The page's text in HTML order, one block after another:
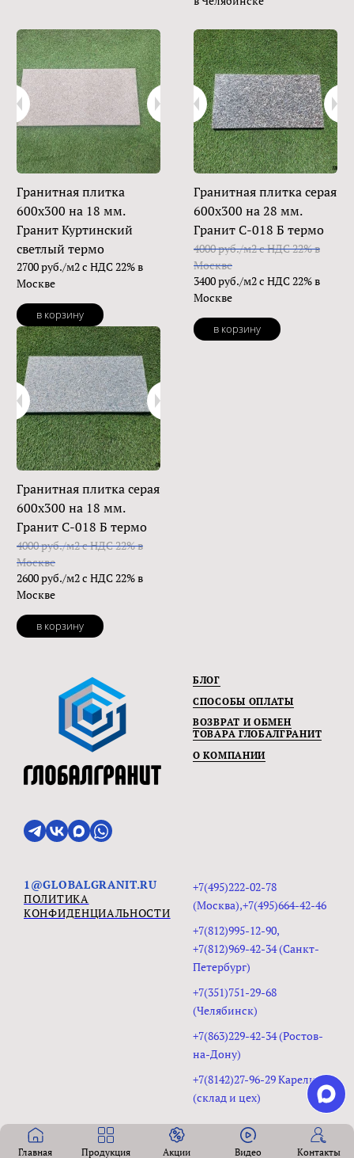
Главная Продукция Акции Видео Контакты
Гранитная плитка
600х300 на 18 мм.
Гранит Куртинский
светлый термо
2700 руб./м2 с НДС 22% в
Москве
в корзину
Гранитная плитка серая
600х300 на 28 мм.
Гранит С-018 Б термо
4000 руб./м2 с НДС 22% в
Москве
3400 руб./м2 с НДС 22% в
Москве
в корзину
Гранитная плитка серая
600х300 на 18 мм.
Гранит С-018 Б термо
4000 руб./м2 с НДС 22% в
Москве
2600 руб./м2 с НДС 22% в
Москве
в корзину
БЛОГ
СПОСОБЫ ОПЛАТЫ
ВОЗВРАТ И ОБМЕН
ТОВАРА ГЛОБАЛГРАНИТ
О КОМПАНИИ
1@GLOBALGRANIT.RU
ПОЛИТИКА
КОНФИДЕНЦИАЛЬНОСТИ
+7(495)222-02-78
(Москва),+7(495)664-42-46
+7(812)995-12-90,
+7(812)969-42-34 (Санкт-
Петербург)
+7(351)751-29-68
(Челябинск)
+7(863)229-42-34 (Ростов-
на-Дону)
+7(8142)27-96-29 Карелия
(склад и цех)